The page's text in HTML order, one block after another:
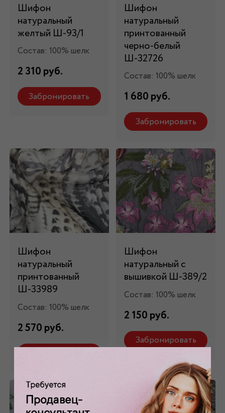
Шифон
натуральный
желтый Ш-93/1
Состав: 100% шелк
2 310 руб.
Забронировать
Шифон
натуральный
принтованный
черно-белый
Ш-32726
Состав: 100% шелк
1 680 руб.
Забронировать
Шифон
натуральный
принтованный
Ш-33989
Состав: 100% шелк
2 570 руб.
Шифон
натуральный с
вышивкой Ш-389/2
Состав: 100% шелк
2 150 руб.
Забронировать